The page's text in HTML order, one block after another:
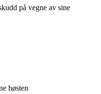
på vegne av sine
høsten